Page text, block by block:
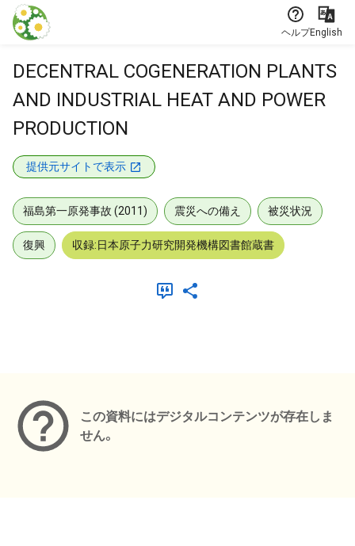
本文に飛ぶ
ヘルプEnglish
DECENTRAL COGENERATION PLANTS
AND INDUSTRIAL HEAT AND POWER
PRODUCTION
提供元サイトで表示
福島第一原発事故 (2011) 震災への備え 被災状況
復興 収録:日本原子力研究開発機構図書館蔵書
この資料にはデジタルコンテンツが存在しま
せん。